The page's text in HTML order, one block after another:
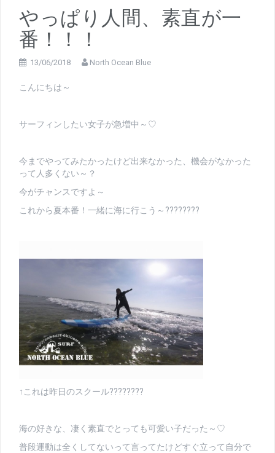
やっぱり人間、素直が一
番！！！
13/06/2018 North Ocean Blue
こんにちは～
サーフィンしたい女子が急増中～♡
今までやってみたかったけど出来なかった、機会がなかった
って人多くない～？
今がチャンスですよ～
これから夏本番！一緒に海に行こう～????????
↑これは昨日のスクール????????
海の好きな、凄く素直でとっても可愛い子だった～♡
普段運動は全くしてないって言ってたけどすぐ立って自分で